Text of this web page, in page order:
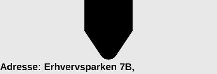
Adresse: Erhvervsparken 7B,